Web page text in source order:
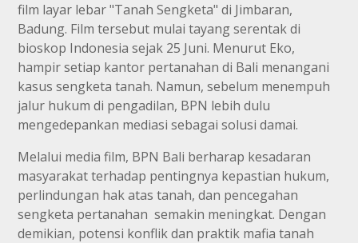
film layar lebar "Tanah Sengketa" di Jimbaran,
Badung. Film tersebut mulai tayang serentak di
bioskop Indonesia sejak 25 Juni. Menurut Eko,
hampir setiap kantor pertanahan di Bali menangani
kasus sengketa tanah. Namun, sebelum menempuh
jalur hukum di pengadilan, BPN lebih dulu
mengedepankan mediasi sebagai solusi damai.
Melalui media film, BPN Bali berharap kesadaran
masyarakat terhadap pentingnya kepastian hukum,
perlindungan hak atas tanah, dan pencegahan
sengketa pertanahan semakin meningkat. Dengan
demikian, potensi konflik dan praktik mafia tanah